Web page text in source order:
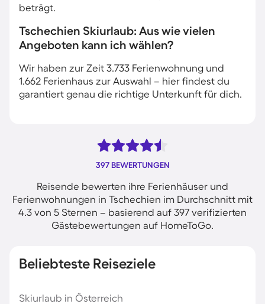
beträgt.
Tschechien Skiurlaub: Aus wie vielen
Angeboten kann ich wählen?
Wir haben zur Zeit 3.733 Ferienwohnung und
1.662 Ferienhaus zur Auswahl – hier findest du
garantiert genau die richtige Unterkunft für dich.
397 BEWERTUNGEN
Reisende bewerten ihre Ferienhäuser und
Ferienwohnungen in Tschechien im Durchschnitt mit
4.3 von 5 Sternen – basierend auf 397 verifizierten
Gästebewertungen auf HomeToGo.
Beliebteste Reiseziele
Skiurlaub in Österreich